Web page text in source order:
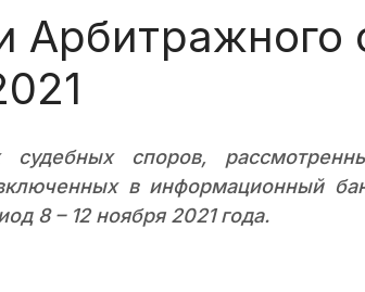
Арбитражного
споров,
в информационный
8 – 12 ноября 2021 года.